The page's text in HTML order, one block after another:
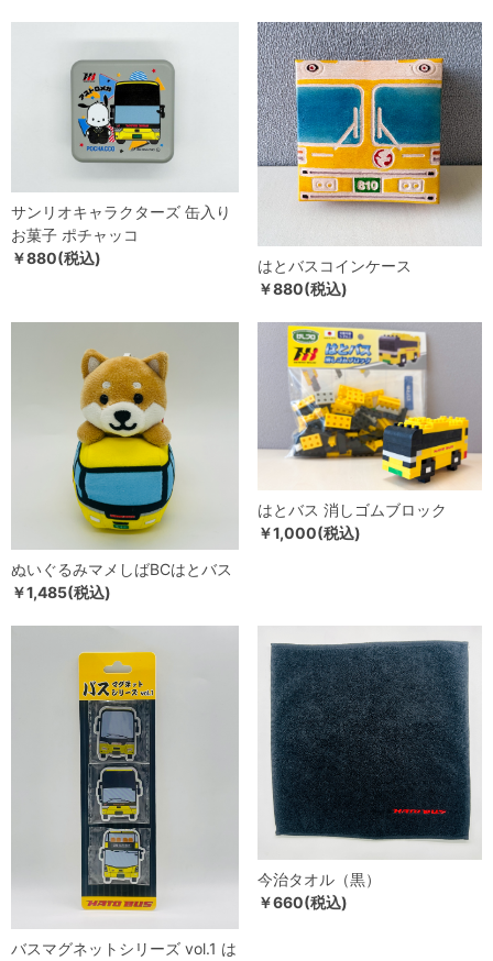
サンリオキャラクターズ 缶入り
お菓子 ポチャッコ
￥880(税込)
はとバスコインケース
￥880(税込)
ぬいぐるみマメしばBCはとバス
￥1,485(税込)
はとバス 消しゴムブロック
￥1,000(税込)
バスマグネットシリーズ vol.1 は
今治タオル（黒）
￥660(税込)